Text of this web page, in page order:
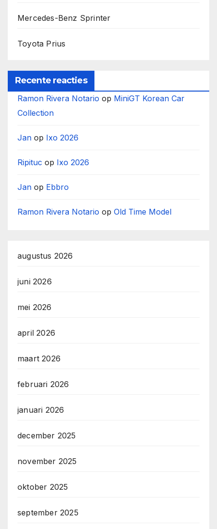
Mercedes-Benz Sprinter
Toyota Prius
Recente reacties
Ramon Rivera Notario op MiniGT Korean Car
Collection
Jan op Ixo 2026
Ripituc op Ixo 2026
Jan op Ebbro
Ramon Rivera Notario op Old Time Model
augustus 2026
juni 2026
mei 2026
april 2026
maart 2026
februari 2026
januari 2026
december 2025
november 2025
oktober 2025
september 2025